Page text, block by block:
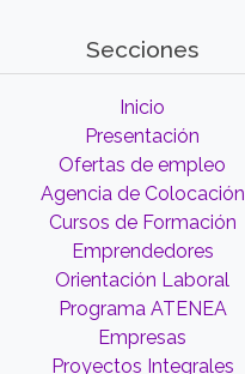
Secciones
Inicio
Presentación
Ofertas de empleo
Agencia de Colocación
Cursos de Formación
Emprendedores
Orientación Laboral
Programa ATENEA
Empresas
Proyectos Integrales